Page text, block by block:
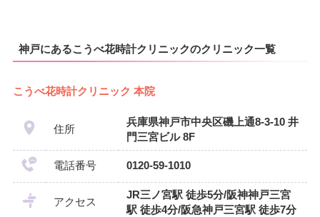
神戸にあるこうべ花時計クリニックのクリニック一覧
こうべ花時計クリニック 本院
住所
兵庫県神戸市中央区磯上通8-3-10 井
門三宮ビル 8F
電話番号 0120-59-1010
アクセス
JR三ノ宮駅 徒歩5分/阪神神戸三宮
駅 徒歩4分/阪急神戸三宮駅 徒歩7分